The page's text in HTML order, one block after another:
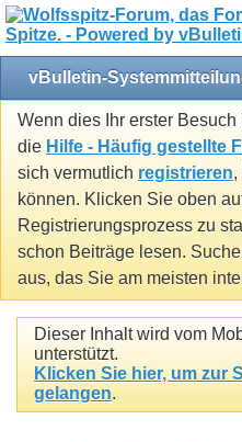
vBulletin-
Wenn dies Ihr erster
die Hilfe - Häufig gestellte
sich vermutlich registrieren,
können. Klicken Sie oben
Registrierungsprozess zu
schon Beiträge lesen.
aus, das Sie am meisten
Dieser Inhalt wird vom
unterstützt.
Klicken Sie hier, um zur
gelangen.